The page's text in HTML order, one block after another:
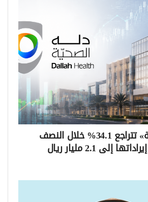
أرباح «دله الصحية» تتراجع 34.1% خلال النصف
إلى 2.1 مليار ريال